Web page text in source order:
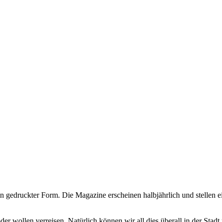
gedruckter Form. Die Magazine erscheinen halbjährlich und